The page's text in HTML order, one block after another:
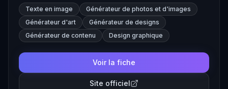
efficiently. Users can explore and experiment with AI-
generated images, making it ideal for creative design,
advertising, and content generation purposes.
Texte en image
Générateur de photos et d'images
Générateur d'art
Générateur de designs
Générateur de contenu
Design graphique
Voir la fiche
Site officiel